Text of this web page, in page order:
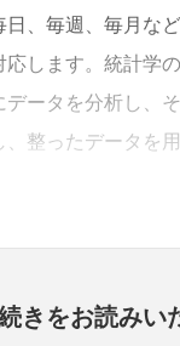
、毎週、毎月な
します。統計学
ータを分析し、
整ったデータを
きをお読みい